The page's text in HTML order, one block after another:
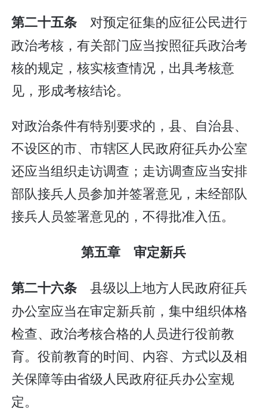
第二十五条 对预定征集的应征公民进行
政治考核，有关部门应当按照征兵政治考
核的规定，核实核查情况，出具考核意
见，形成考核结论。
对政治条件有特别要求的，县、自治县、
不设区的市、市辖区人民政府征兵办公室
还应当组织走访调查；走访调查应当安排
部队接兵人员参加并签署意见，未经部队
接兵人员签署意见的，不得批准入伍。
第五章 审定新兵
第二十六条 县级以上地方人民政府征兵
办公室应当在审定新兵前，集中组织体格
检查、政治考核合格的人员进行役前教
育。役前教育的时间、内容、方式以及相
关保障等由省级人民政府征兵办公室规
定。